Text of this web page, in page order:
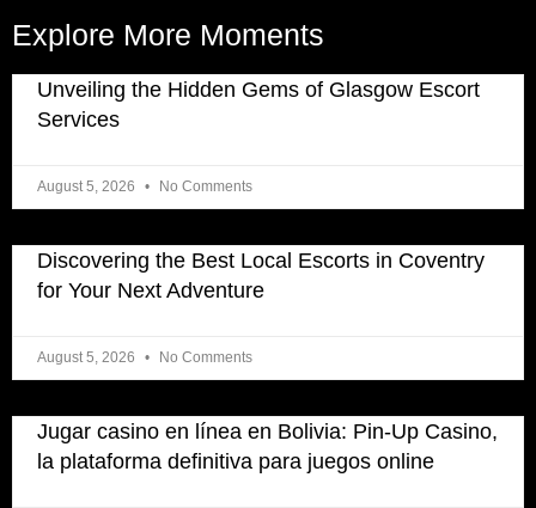
Explore More Moments
Unveiling the Hidden Gems of Glasgow Escort
Services
August 5, 2026 No Comments
Discovering the Best Local Escorts in Coventry
for Your Next Adventure
August 5, 2026 No Comments
Jugar casino en línea en Bolivia: Pin-Up Casino,
la plataforma definitiva para juegos online